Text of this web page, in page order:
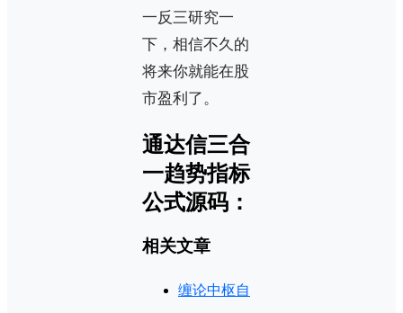
一反三研究一
下，相信不久的
将来你就能在股
市盈利了。
通达信三合
一趋势指标
公式源码：
相关文章
缠论中枢自